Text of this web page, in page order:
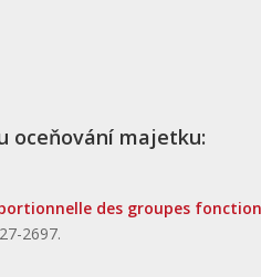
oceňování majetku:
des groupes
2697.